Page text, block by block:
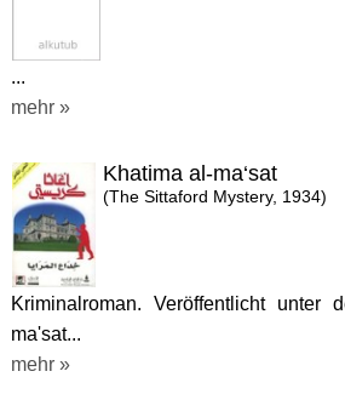
...
mehr »
Khatima al-ma‘sat
(The Sittaford Mystery, 1934)
Kriminalroman. Veröffentlicht unter
ma'sat...
mehr »